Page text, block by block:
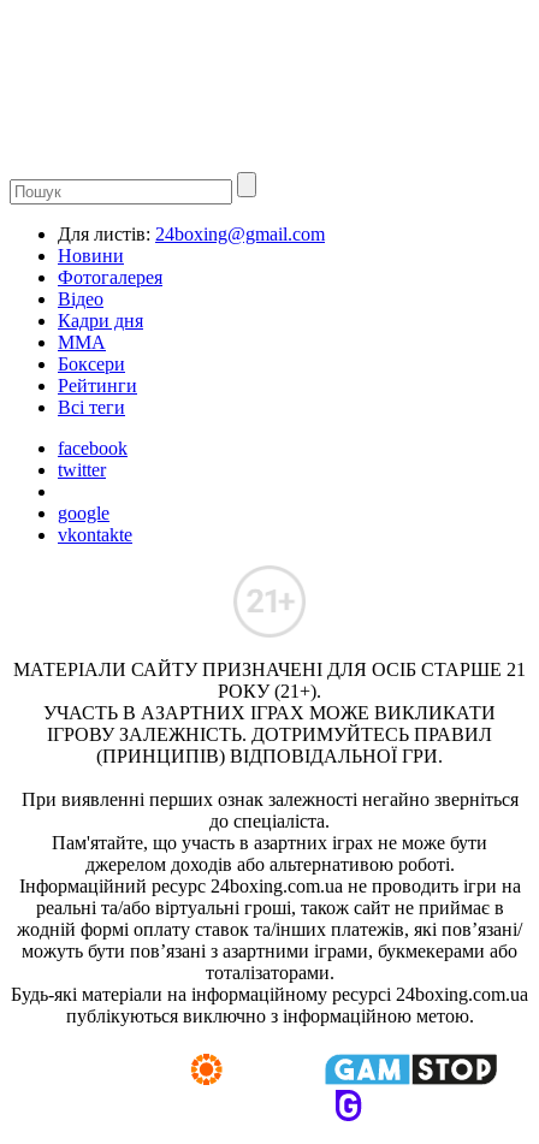
Для листів: 24boxing@gmail.com
Новини
Фотогалерея
Відео
Кадри дня
ММА
Боксери
Рейтинги
Всі теги
facebook
twitter
google
vkontakte
МАТЕРІАЛИ САЙТУ ПРИЗНАЧЕНІ ДЛЯ ОСІБ СТАРШЕ 21
РОКУ (21+).
УЧАСТЬ В АЗАРТНИХ ІГРАХ МОЖЕ ВИКЛИКАТИ
ІГРОВУ ЗАЛЕЖНІСТЬ. ДОТРИМУЙТЕСЬ ПРАВИЛ
(ПРИНЦИПІВ) ВІДПОВІДАЛЬНОЇ ГРИ.
При виявленні перших ознак залежності негайно зверніться
до спеціаліста.
Пам'ятайте, що участь в азартних іграх не може бути
джерелом доходів або альтернативою роботі.
Інформаційний ресурс 24boxing.com.ua не проводить ігри на
реальні та/або віртуальні гроші, також сайт не приймає в
жодній формі оплату ставок та/інших платежів, які пов’язані/
можуть бути пов’язані з азартними іграми, букмекерами або
тоталізаторами.
Будь-які матеріали на інформаційному ресурсі 24boxing.com.ua
публікуються виключно з інформаційною метою.